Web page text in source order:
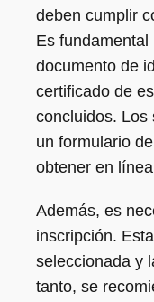
deben cumplir
Es fundamental
documento de
certificado de
concluidos. Los
un formulario
obtener en
Además, es
inscripción.
seleccionada y
tanto, se